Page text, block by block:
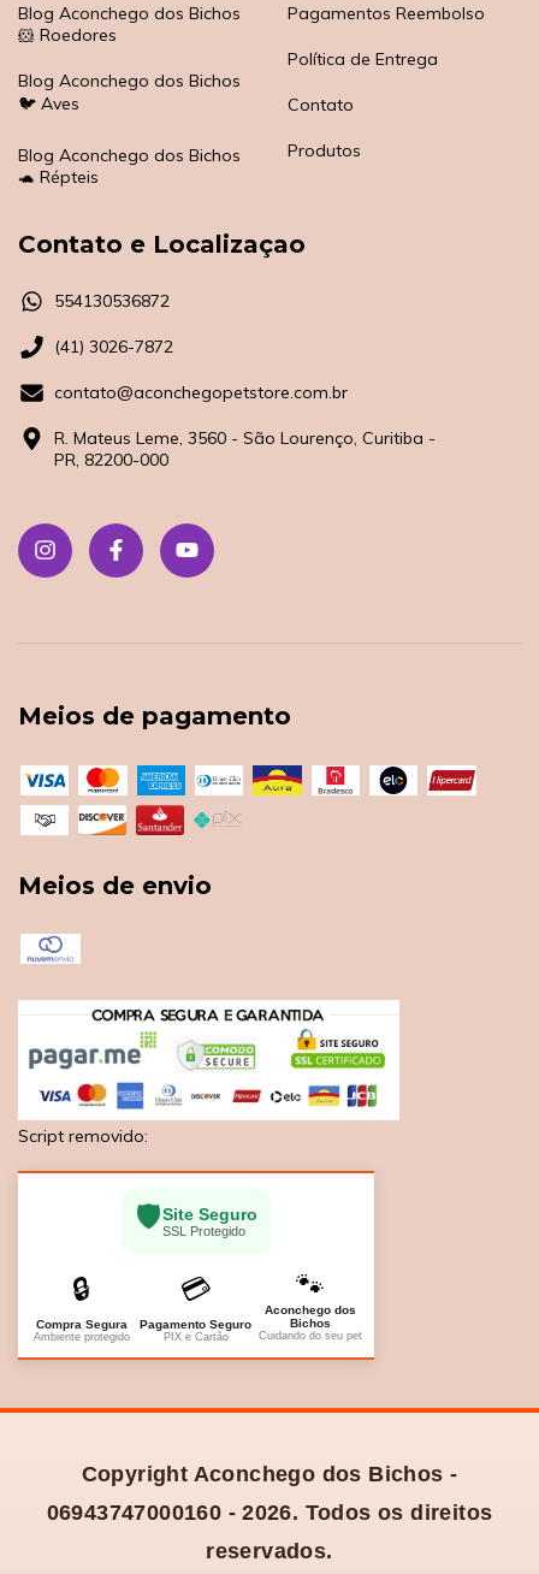
Blog Aconchego dos Bichos
🐹 Roedores
Blog Aconchego dos Bichos
🐦 Aves
Blog Aconchego dos Bichos
🐢 Répteis
Pagamentos Reembolso
Política de Entrega
Contato
Produtos
Contato e Localizaçao
554130536872
(41) 3026-7872
contato@aconchegopetstore.com.br
R. Mateus Leme, 3560 - São Lourenço, Curitiba -
PR, 82200-000
Meios de pagamento
Meios de envio
Script removido:
🛡️Site Seguro
SSL Protegido
🔒
Compra Segura
Ambiente protegido
💳
Pagamento Seguro
PIX e Cartão
🐾
Aconchego dos
Bichos
Cuidando do seu pet
Copyright Aconchego dos Bichos -
06943747000160 - 2026. Todos os direitos
reservados.